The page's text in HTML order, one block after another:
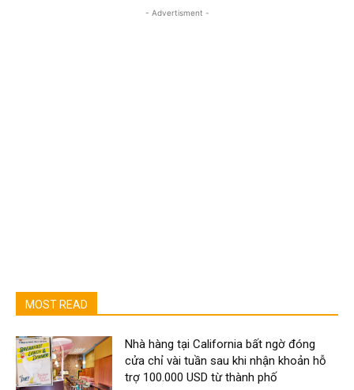
- Advertisment -
MOST READ
Nhà hàng tại California bất ngờ đóng
cửa chỉ vài tuần sau khi nhận khoản hỗ
trợ 100.000 USD từ thành phố